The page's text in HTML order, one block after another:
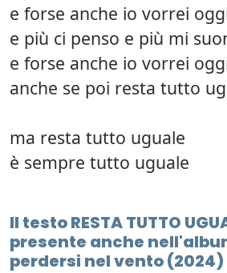
e forse anche io vorrei
e più ci penso e più mi
e forse anche io vorrei
anche se poi resta tutto
ma resta tutto uguale
è sempre tutto uguale
Il testo RESTA TUTTO
presente anche
perdersi nel vento (2024)